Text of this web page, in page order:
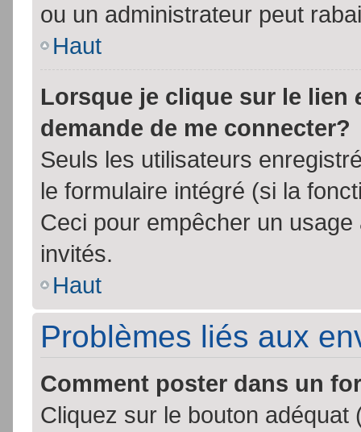
ou un administrateur peut
Haut
Lorsque je clique sur le lien
demande de me connecter?
Seuls les utilisateurs
le formulaire intégré (si la
Ceci pour empêcher un
invités.
Haut
Problèmes liés aux
Comment poster dans un
Cliquez sur le bouton